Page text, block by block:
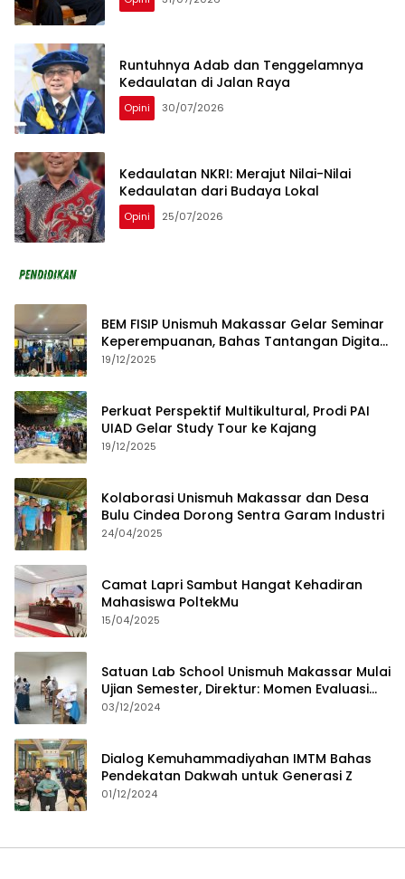
Runtuhnya Adab dan Tenggelamnya
Kedaulatan di Jalan Raya
Opini 30/07/2026
Kedaulatan NKRI: Merajut Nilai-Nilai
Kedaulatan dari Budaya Lokal
Opini 25/07/2026
BEM FISIP Unismuh Makassar Gelar Seminar
Keperempuanan, Bahas Tantangan Digital
dan Budaya Lokal
19/12/2025
Perkuat Perspektif Multikultural, Prodi PAI
UIAD Gelar Study Tour ke Kajang
19/12/2025
Kolaborasi Unismuh Makassar dan Desa
Bulu Cindea Dorong Sentra Garam Industri
24/04/2025
Camat Lapri Sambut Hangat Kehadiran
Mahasiswa PoltekMu
15/04/2025
Satuan Lab School Unismuh Makassar Mulai
Ujian Semester, Direktur: Momen Evaluasi
Proses Pembelajaran
03/12/2024
Dialog Kemuhammadiyahan IMTM Bahas
Pendekatan Dakwah untuk Generasi Z
01/12/2024